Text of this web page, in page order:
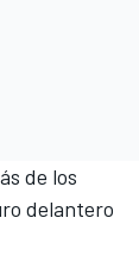
de los
delantero